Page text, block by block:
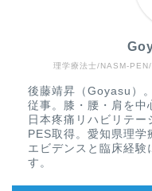
理学療法士/NASM-
後藤靖昇（Goyasu）
従事。膝・腰・肩を中
日本疼痛リハビリテ
PES取得。愛知県理学
エビデンスと臨床経験
す。